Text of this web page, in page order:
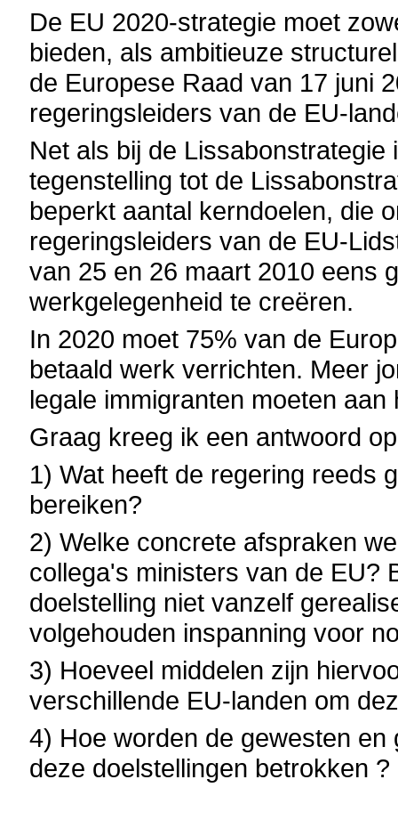
De EU 2020-strategie moet
bieden, als ambitieuze
de Europese Raad van 17 juni
regeringsleiders van de EU-
Net als bij de
tegenstelling tot de
beperkt aantal kerndoelen, die
regeringsleiders van de EU-
van 25 en 26 maart 2010 eens
werkgelegenheid te creëren.
In 2020 moet 75% van de
betaald werk verrichten. Meer
legale immigranten moeten aan
Graag kreeg ik een antwoord
1) Wat heeft de regering reeds
bereiken?
2) Welke concrete afspraken
collega's ministers van de EU?
doelstelling niet vanzelf
volgehouden inspanning voor
3) Hoeveel middelen zijn
verschillende EU-landen om
4) Hoe worden de gewesten
deze doelstellingen betrokken ?